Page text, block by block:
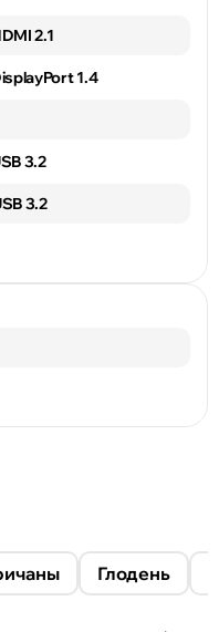
2.1
1.4
3.2
3.2
Глодень